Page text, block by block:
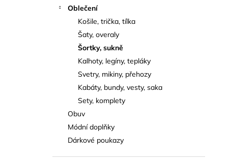
Oblečení
Košile, trička, tílka
Šaty, overaly
Šortky, sukně
Kalhoty, legíny, tepláky
Svetry, mikiny, přehozy
Kabáty, bundy, vesty, saka
Sety, komplety
Obuv
Módní doplňky
Dárkové poukazy
PARFÉM ALVORIA GG
599 kč